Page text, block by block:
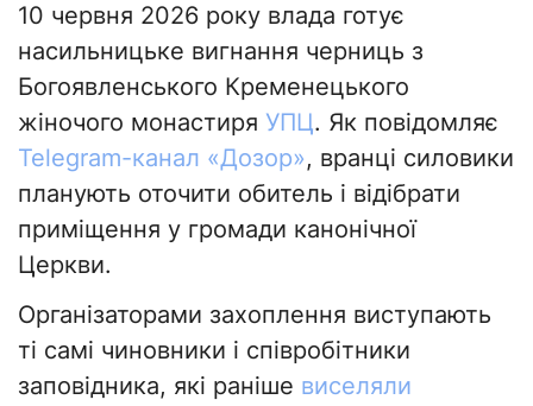
10 червня 2026 року влада готує
насильницьке вигнання черниць з
Богоявленського Кременецького
жіночого монастиря УПЦ. Як повідомляє
Telegram-канал «Дозор», вранці силовики
планують оточити обитель і відібрати
приміщення у громади канонічної
Церкви.
Організаторами захоплення виступають
ті самі чиновники і співробітники
заповідника, які раніше виселяли